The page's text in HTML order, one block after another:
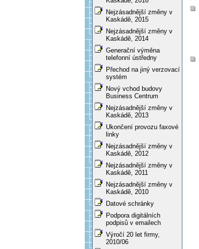
Nejzásadnější změny v
Kaskádě, 2015
Nejzásadnější změny v
Kaskádě, 2014
Generační výměna
telefonní ústředny
Přechod na jiný verzovací
systém
Nový vchod budovy
Business Centrum
Nejzásadnější změny v
Kaskádě, 2013
Ukončení provozu faxové
linky
Nejzásadnější změny v
Kaskádě, 2012
Nejzásadnější změny v
Kaskádě, 2011
Nejzásadnější změny v
Kaskádě, 2010
Datové schránky
Podpora digitálních
podpisů v emailech
Výročí 20 let firmy,
2010/06